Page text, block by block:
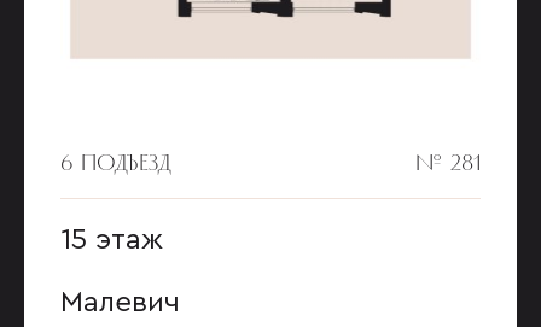
6 ПОДЪЕЗД № 281
15 этаж
Малевич